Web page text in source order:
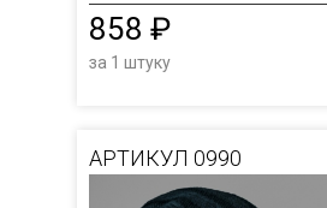
858 ₽
за 1 штуку
АРТИКУЛ 0990